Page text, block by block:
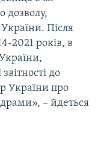
дозволу,
Після
2021 років, в
до
України про
– йдеться